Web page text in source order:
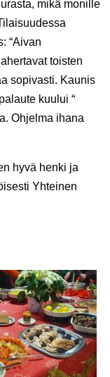
mikä monille
“Aivan
toisten
sopivasti. Kaunis
kuului “
Ohjelma ihana
hyvä henki ja
Yhteinen